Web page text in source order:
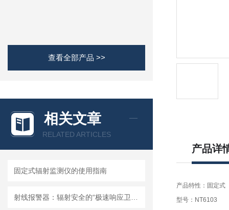
查看全部产品 >>
相关文章
RELATED ARTICLES
固定式辐射监测仪的使用指南
产品详
产品特性：固定式
型号：NT6103